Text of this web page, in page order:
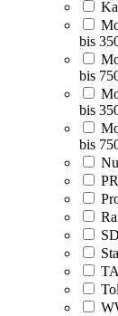
bis
bis
bis
bis